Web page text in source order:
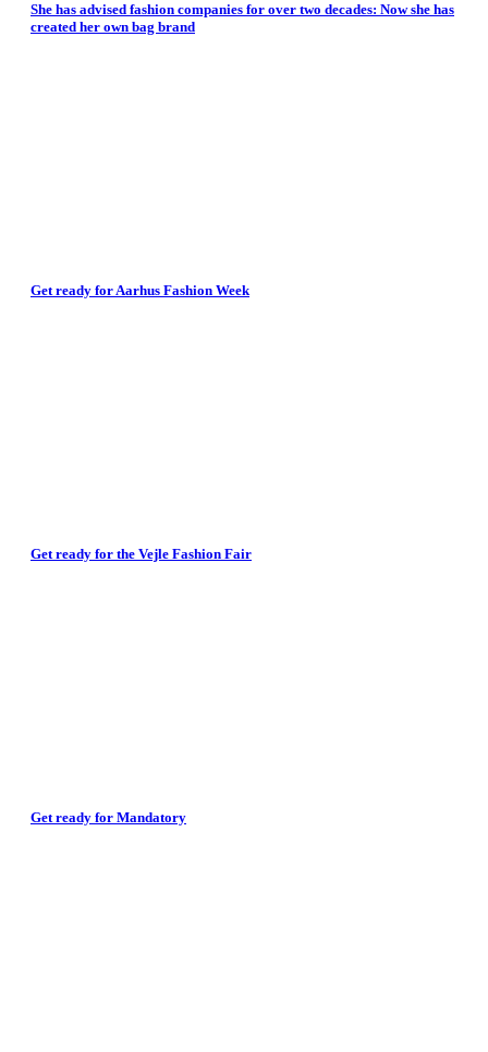
She has advised fashion companies for over two decades: Now she has
created her own bag brand
Get ready for Aarhus Fashion Week
Get ready for the Vejle Fashion Fair
Get ready for Mandatory